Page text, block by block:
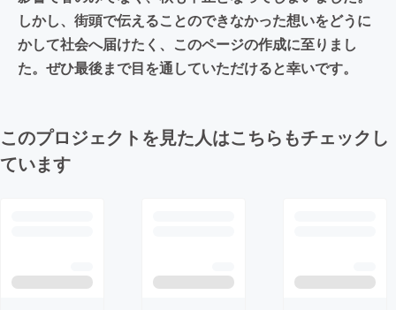
しかし、街頭で伝えることのできなかった想いをどうに
かして社会へ届けたく、このページの作成に至りまし
た。ぜひ最後まで目を通していただけると幸いです。
このプロジェクトを見た人はこちらもチェックし
ています